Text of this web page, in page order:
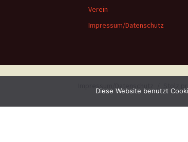
Verein
Impressum/Datenschutz
Diese Website benutzt